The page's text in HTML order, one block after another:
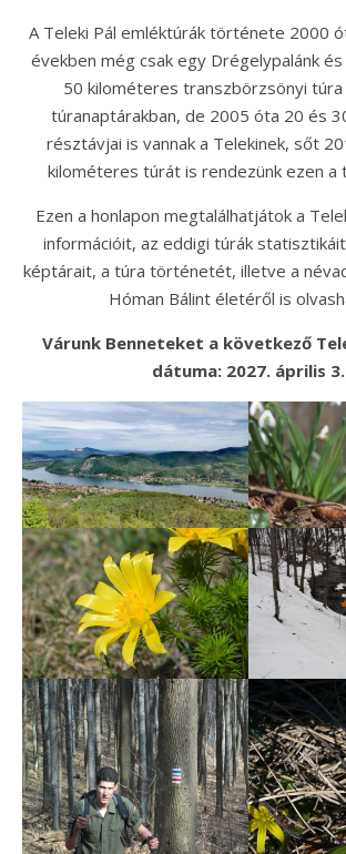
A Teleki Pál emléktúrák története 2000
években még csak egy Drégelypalánk
50 kilométeres transzbörzsönyi
túranaptárakban, de 2005 óta 20 és
résztávjai is vannak a Telekinek, sőt
kilométeres túrát is rendezünk ezen a
Ezen a honlapon megtalálhatjátok a
információit, az eddigi túrák
képtárait, a túra történetét, illetve a
Hóman Bálint életéről is
Várunk Benneteket a következő
dátuma: 2027. április 3.